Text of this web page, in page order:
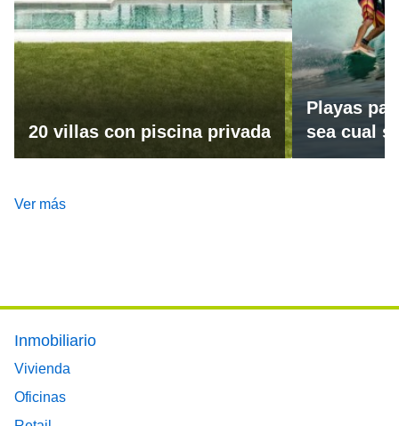
20 villas con piscina privada
Playas
sea cual
Ver más
Footer main menu
Inmobiliario
Vivienda
Oficinas